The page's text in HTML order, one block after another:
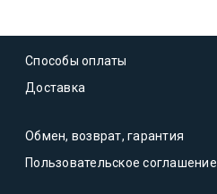
Способы оплаты
Доставка
Обмен, возврат, гарантия
Пользовательское соглашение